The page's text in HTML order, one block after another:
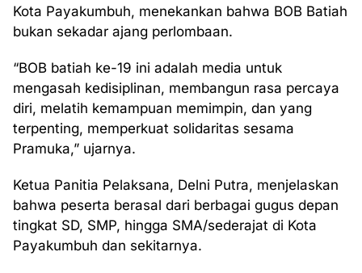
Kota Payakumbuh, menekankan bahwa BOB Batiah
bukan sekadar ajang perlombaan.
“BOB batiah ke-19 ini adalah media untuk
mengasah kedisiplinan, membangun rasa percaya
diri, melatih kemampuan memimpin, dan yang
terpenting, memperkuat solidaritas sesama
Pramuka,” ujarnya.
Ketua Panitia Pelaksana, Delni Putra, menjelaskan
bahwa peserta berasal dari berbagai gugus depan
tingkat SD, SMP, hingga SMA/sederajat di Kota
Payakumbuh dan sekitarnya.